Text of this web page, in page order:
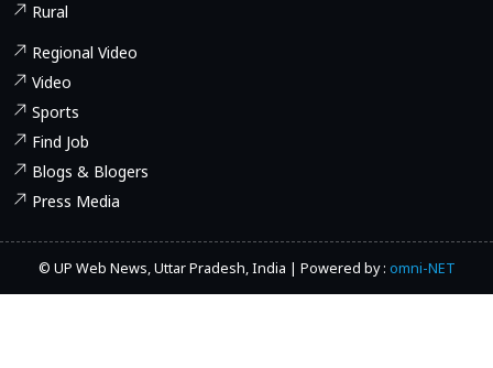
Rural
Regional Video
Video
Sports
Find Job
Blogs & Blogers
Press Media
© UP Web News, Uttar Pradesh, India | Powered by : omni-NET